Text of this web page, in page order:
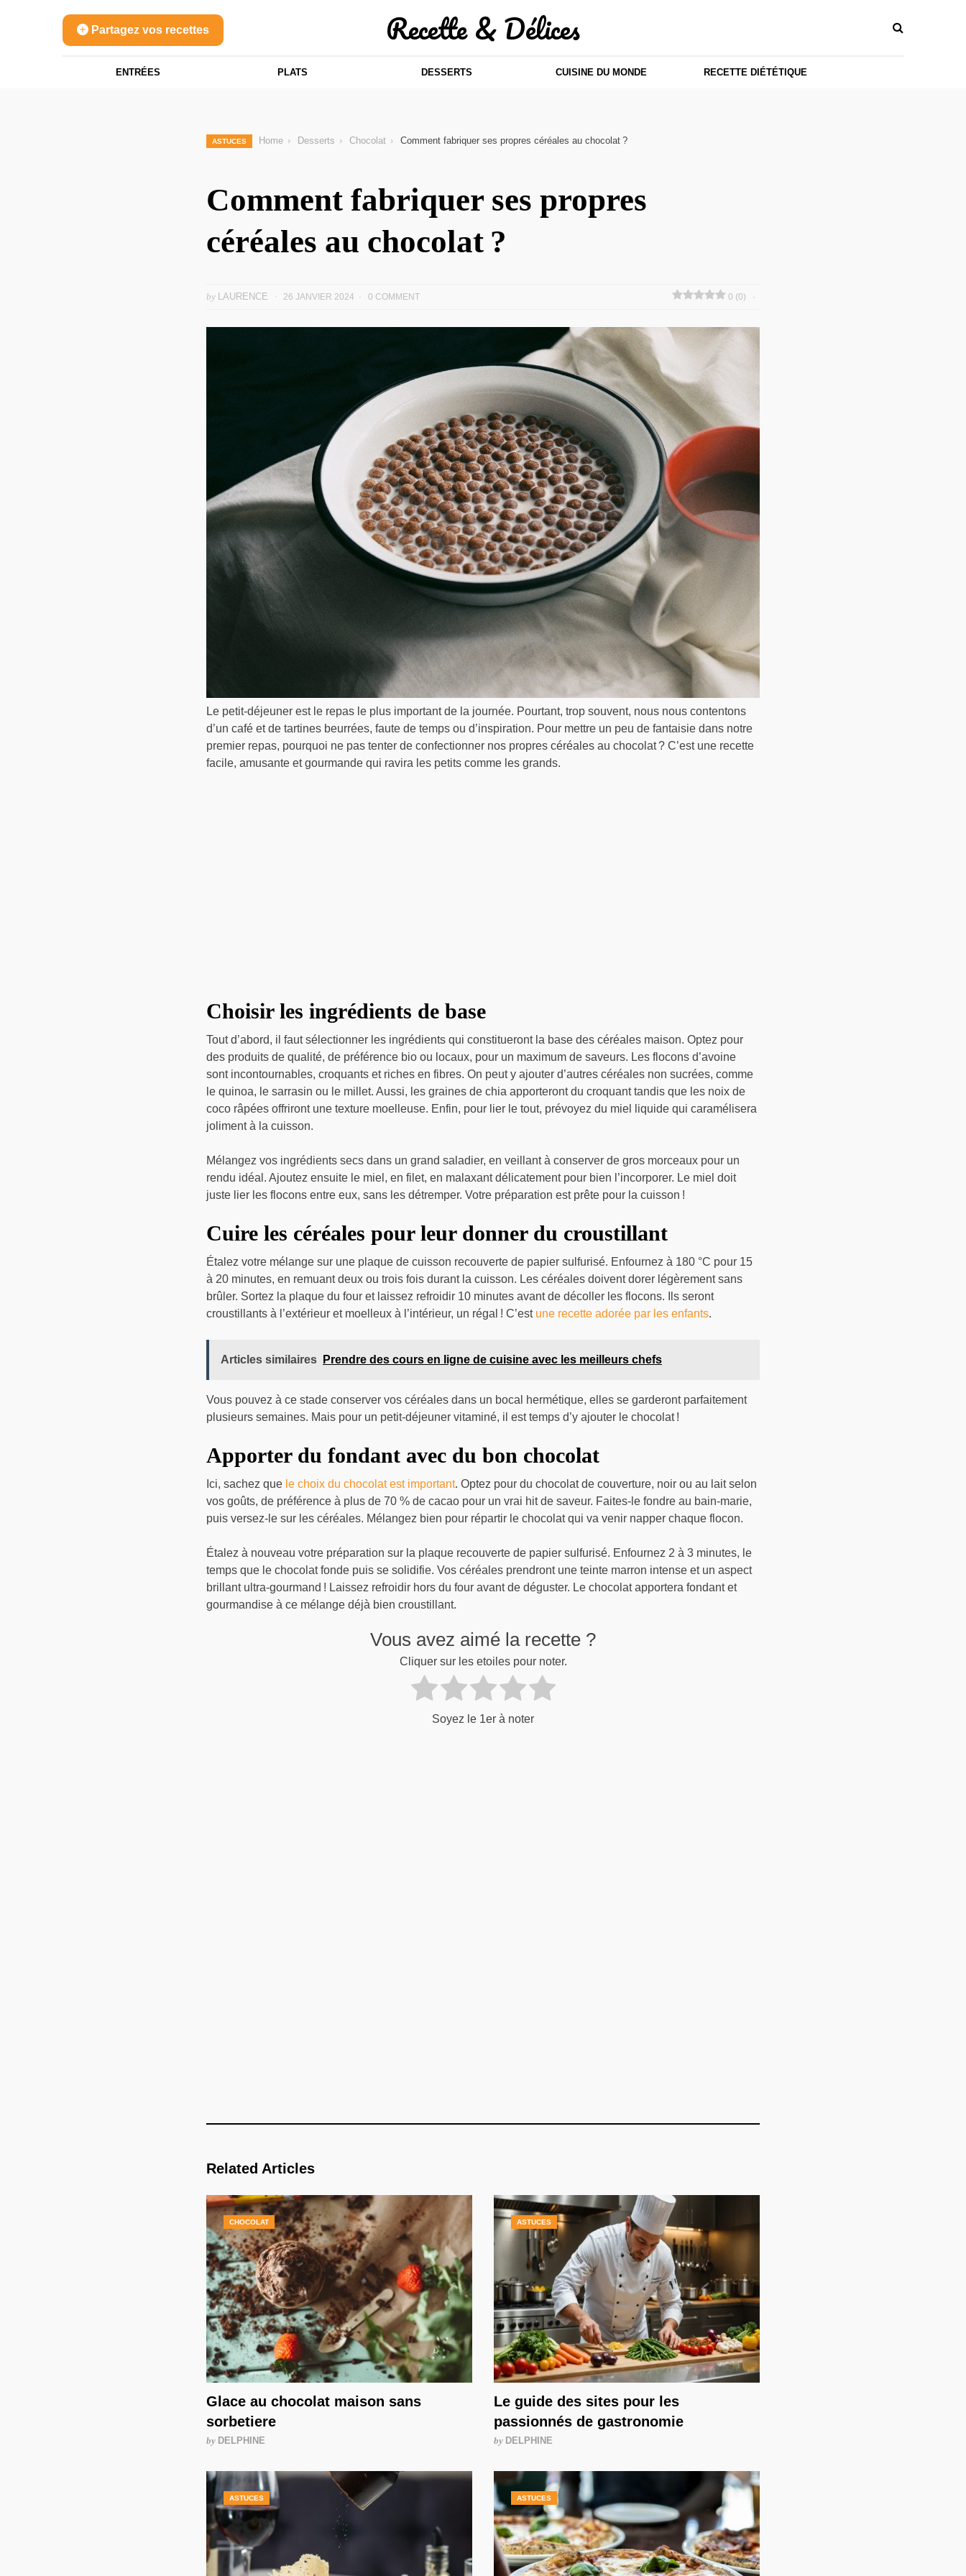
Partagez vos recettes Recette & Délices
ENTRÉES PLATS DESSERTS CUISINE DU MONDE RECETTE DIÉTÉTIQUE
ASTUCES Home Desserts Chocolat Comment fabriquer ses propres céréales au chocolat ?
Comment fabriquer ses propres
céréales au chocolat ?
by LAURENCE 26 JANVIER 2024 0 COMMENT 0 (0)
Le petit-déjeuner est le repas le plus important de la journée. Pourtant, trop souvent, nous nous contentons
d’un café et de tartines beurrées, faute de temps ou d’inspiration. Pour mettre un peu de fantaisie dans notre
premier repas, pourquoi ne pas tenter de confectionner nos propres céréales au chocolat ? C’est une recette
facile, amusante et gourmande qui ravira les petits comme les grands.
Choisir les ingrédients de base
Tout d’abord, il faut sélectionner les ingrédients qui constitueront la base des céréales maison. Optez pour
des produits de qualité, de préférence bio ou locaux, pour un maximum de saveurs. Les flocons d’avoine
sont incontournables, croquants et riches en fibres. On peut y ajouter d’autres céréales non sucrées, comme
le quinoa, le sarrasin ou le millet. Aussi, les graines de chia apporteront du croquant tandis que les noix de
coco râpées offriront une texture moelleuse. Enfin, pour lier le tout, prévoyez du miel liquide qui caramélisera
joliment à la cuisson.
Mélangez vos ingrédients secs dans un grand saladier, en veillant à conserver de gros morceaux pour un
rendu idéal. Ajoutez ensuite le miel, en filet, en malaxant délicatement pour bien l’incorporer. Le miel doit
juste lier les flocons entre eux, sans les détremper. Votre préparation est prête pour la cuisson !
Cuire les céréales pour leur donner du croustillant
Étalez votre mélange sur une plaque de cuisson recouverte de papier sulfurisé. Enfournez à 180 °C pour 15
à 20 minutes, en remuant deux ou trois fois durant la cuisson. Les céréales doivent dorer légèrement sans
brûler. Sortez la plaque du four et laissez refroidir 10 minutes avant de décoller les flocons. Ils seront
croustillants à l’extérieur et moelleux à l’intérieur, un régal ! C’est une recette adorée par les enfants.
Articles similaires Prendre des cours en ligne de cuisine avec les meilleurs chefs
Vous pouvez à ce stade conserver vos céréales dans un bocal hermétique, elles se garderont parfaitement
plusieurs semaines. Mais pour un petit-déjeuner vitaminé, il est temps d’y ajouter le chocolat !
Apporter du fondant avec du bon chocolat
Ici, sachez que le choix du chocolat est important. Optez pour du chocolat de couverture, noir ou au lait selon
vos goûts, de préférence à plus de 70 % de cacao pour un vrai hit de saveur. Faites-le fondre au bain-marie,
puis versez-le sur les céréales. Mélangez bien pour répartir le chocolat qui va venir napper chaque flocon.
Étalez à nouveau votre préparation sur la plaque recouverte de papier sulfurisé. Enfournez 2 à 3 minutes, le
temps que le chocolat fonde puis se solidifie. Vos céréales prendront une teinte marron intense et un aspect
brillant ultra-gourmand ! Laissez refroidir hors du four avant de déguster. Le chocolat apportera fondant et
gourmandise à ce mélange déjà bien croustillant.
Vous avez aimé la recette ?
Cliquer sur les etoiles pour noter.
Soyez le 1er à noter
Related Articles
CHOCOLAT
Glace au chocolat maison sans
sorbetiere
by DELPHINE
ASTUCES
Le guide des sites pour les
passionnés de gastronomie
by DELPHINE
ASTUCES ASTUCES